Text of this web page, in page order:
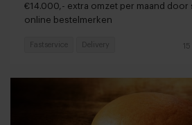
€14.000,- extra omzet per maand door
online bestelmerken
Fastservice Delivery